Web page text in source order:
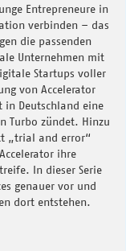
Entrepreneure in
verbinden – das
die passenden
Unternehmen mit
Startups voller
von Accelerator
in Deutschland eine
Turbo zündet. Hinzu
„trial and error“
ihre
In dieser Serie
genauer vor und
dort entstehen.